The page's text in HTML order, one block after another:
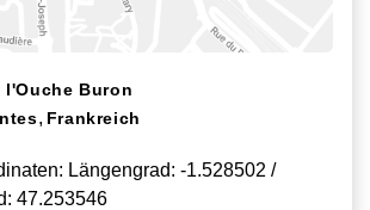
l'Ouche Buron
, Frankreich
Längengrad: -1.528502 /
47.253546